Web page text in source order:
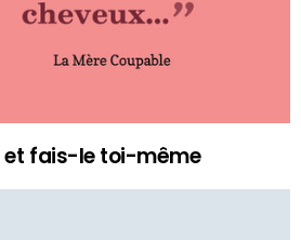
et fais-le toi-même